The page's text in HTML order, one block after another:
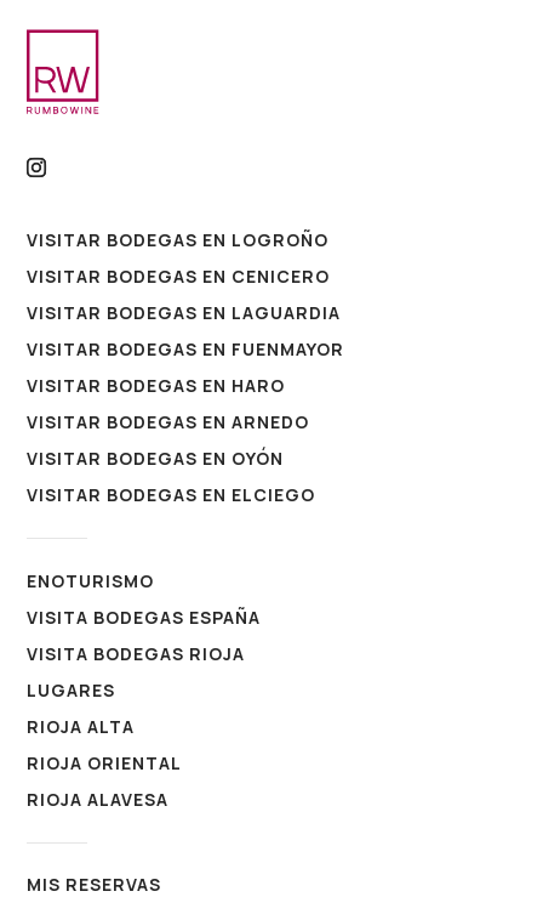
VISITAR BODEGAS EN LOGROÑO
VISITAR BODEGAS EN CENICERO
VISITAR BODEGAS EN LAGUARDIA
VISITAR BODEGAS EN FUENMAYOR
VISITAR BODEGAS EN HARO
VISITAR BODEGAS EN ARNEDO
VISITAR BODEGAS EN OYÓN
VISITAR BODEGAS EN ELCIEGO
ENOTURISMO
VISITA BODEGAS ESPAÑA
VISITA BODEGAS RIOJA
LUGARES
RIOJA ALTA
RIOJA ORIENTAL
RIOJA ALAVESA
MIS RESERVAS